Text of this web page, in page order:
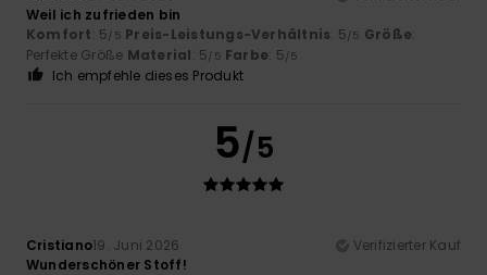
Weil ich zufrieden bin
Komfort: 5/5 Preis-Leistungs-Verhältnis: 5/5 Größe:
Perfekte Größe Material: 5/5 Farbe: 5/5
Ich empfehle dieses Produkt
5/5
Cristiano19. Juni 2026
Verifizierter Kauf
Wunderschöner Stoff!